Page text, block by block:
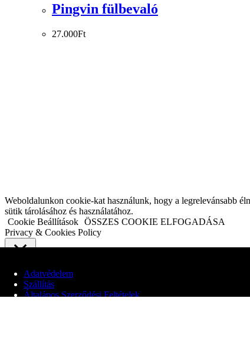
Pingvin fülbevaló
27.000Ft
Adatvédelem
Szállítás
Általános Szerződési Feltételek
Weboldalunkon cookie-kat használunk, hogy a legrelevánsabb
sütik tárolásához és használatához.
Cookie Beállítások ÖSSZES COOKIE ELFOGADÁSA
Privacy & Cookies Policy
Adatvédelmi áttekintés